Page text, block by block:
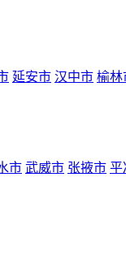
延安市 汉中市 榆林
市 武威市 张掖市 平